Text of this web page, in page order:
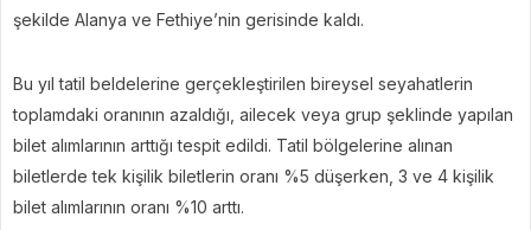
şekilde Alanya ve Fethiye’nin gerisinde kaldı.
Bu yıl tatil beldelerine gerçekleştirilen bireysel seyahatlerin
toplamdaki oranının azaldığı, ailecek veya grup şeklinde yapılan
bilet alımlarının arttığı tespit edildi. Tatil bölgelerine alınan
biletlerde tek kişilik biletlerin oranı %5 düşerken, 3 ve 4 kişilik
bilet alımlarının oranı %10 arttı.